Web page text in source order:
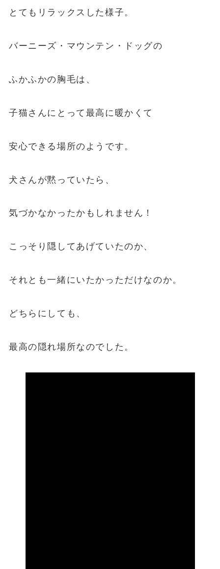
とてもリラックスした様子。
バーニーズ・マウンテン・ドッグの
ふかふかの胸毛は、
子猫さんにとって最高に暖かくて
安心できる場所のようです。
犬さんが黙っていたら、
気づかなかったかもしれません！
こっそり隠してあげていたのか、
それとも一緒にいたかっただけなのか。
どちらにしても、
最高の隠れ場所なのでした。